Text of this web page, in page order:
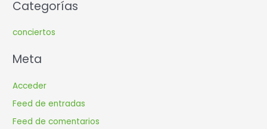
Categorías
conciertos
Meta
Acceder
Feed de entradas
Feed de comentarios